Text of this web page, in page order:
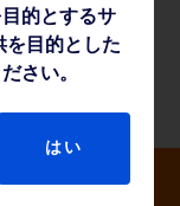
的とするサ
を目的とした
さい。
はい